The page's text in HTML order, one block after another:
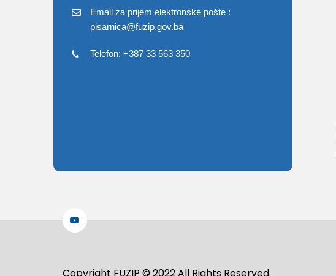
Email za prijem elektronske pošte :
pisarnica@fuzip.gov.ba
Telefon: +387 33 563 350